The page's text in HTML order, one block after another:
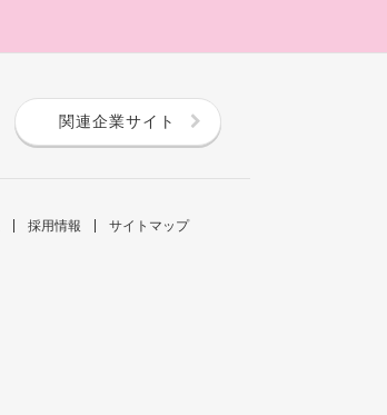
関連企業サイト
採用情報 サイトマップ